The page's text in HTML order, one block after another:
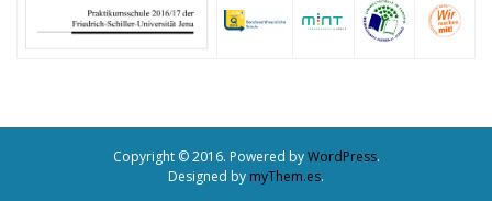
Copyright © 2016. Powered byWordPress.
Designed by myThem.es.